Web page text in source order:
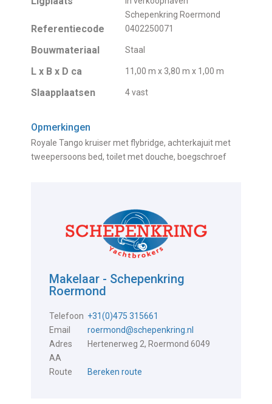
Schepenkring Roermond
Referentiecode 0402250071
Bouwmateriaal Staal
L x B x D ca 11,00 m x 3,80 m x 1,00 m
Slaapplaatsen 4 vast
Opmerkingen
Royale Tango kruiser met flybridge, achterkajuit met
tweepersoons bed, toilet met douche, boegschroef
Makelaar - Schepenkring
Roermond
Telefoon +31(0)475 315661
Email
roermond@schepenkring.nl
Adres
Hertenerweg 2, Roermond 6049
AA
Route
Bereken route